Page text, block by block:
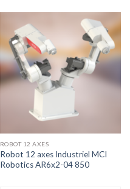
ROBOT 12 AXES
Robot 12 axes Industriel MCI
Robotics AR6x2-04 850